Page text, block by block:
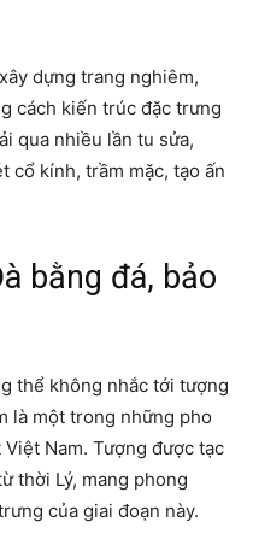
dựng trang nghiêm,
cách kiến trúc đặc trưng
qua nhiều lần tu sửa,
cổ kính, trầm mặc, tạo ấn
bằng đá, bảo
thể không nhắc tới tượng
là một trong những pho
Nam. Tượng được tạc
thời Lý, mang phong
của giai đoạn này.